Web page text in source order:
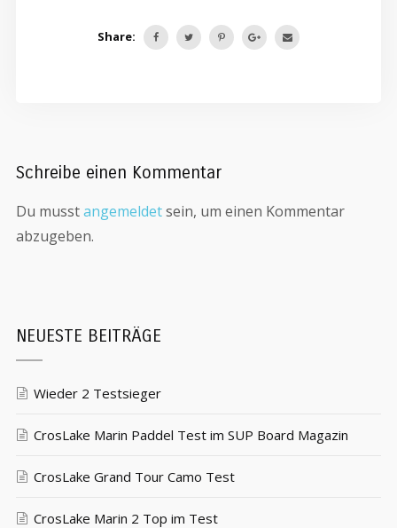
Share:
Schreibe einen Kommentar
Du musstangemeldetsein, um einen Kommentar
abzugeben.
NEUESTE BEITRÄGE
Wieder 2 Testsieger
CrosLake Marin Paddel Test im SUP Board Magazin
CrosLake Grand Tour Camo Test
CrosLake Marin 2 Top im Test